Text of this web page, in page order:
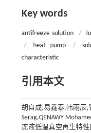
Key words
antifreeze solution /
/
heat pump /
characteristic
引用本文
胡自成,易鑫泰,韩雨辰,
Serag,QENAWY
冻液低温真空再生特性